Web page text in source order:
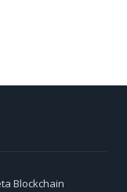
Blockchain